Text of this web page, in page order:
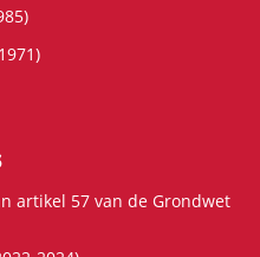
artikel 57 van de Grondwet